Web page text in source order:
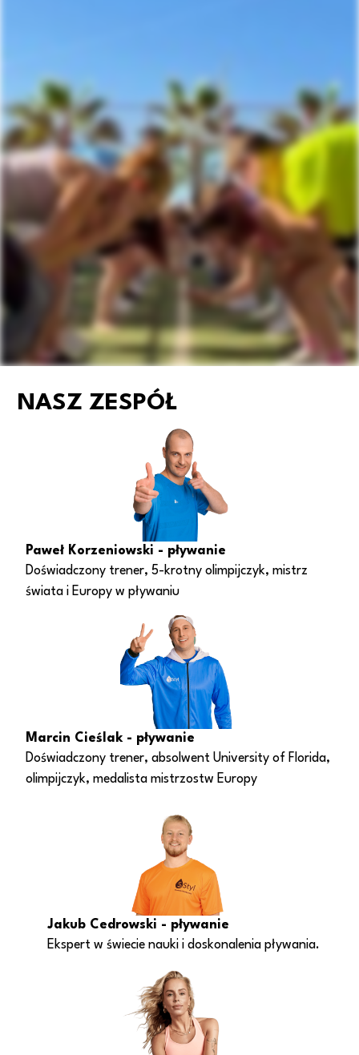
NASZ ZESPÓŁ
Paweł Korzeniowski - pływanie
Doświadczony trener, 5-krotny olimpijczyk, mistrz
świata i Europy w pływaniu
Marcin Cieślak - pływanie
Doświadczony trener, absolwent University of Florida,
olimpijczyk, medalista mistrzostw Europy
Jakub Cedrowski - pływanie
Ekspert w świecie nauki i doskonalenia pływania.